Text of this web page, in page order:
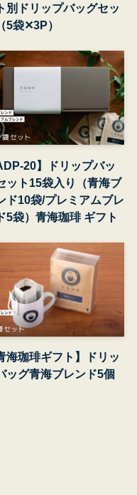
別ドリップバッグセッ
5袋✕3P）
20】ドリップバッ
ット15袋入り（青海ブ
ド10袋/プレミアムブレ
5袋）青海珈琲 ギフト
海珈琲ギフト】ドリッ
ッグ青海ブレンド5個